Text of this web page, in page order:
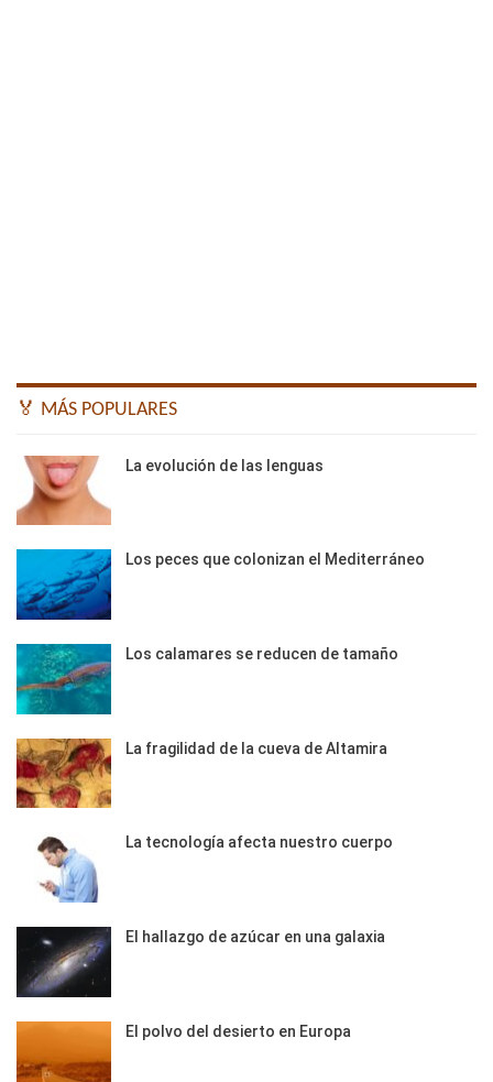
🏅 MÁS POPULARES
La evolución de las lenguas
Los peces que colonizan el Mediterráneo
Los calamares se reducen de tamaño
La fragilidad de la cueva de Altamira
La tecnología afecta nuestro cuerpo
El hallazgo de azúcar en una galaxia
El polvo del desierto en Europa